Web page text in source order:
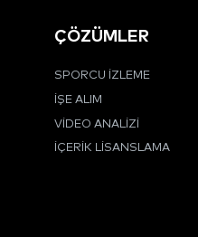
ÇÖZÜMLER
SPORCU İZLEME
İŞE ALIM
VIDEO ANALIZI
İÇERIK LISANSLAMA